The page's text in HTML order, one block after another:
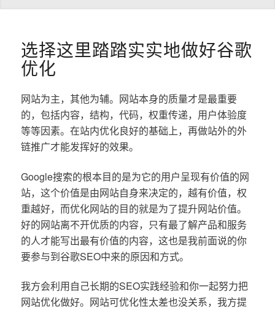
选择这里踏踏实实地做好谷歌
优化
网站为主，其他为辅。网站本身的质量才是最重要
的，包括内容，结构，代码，权重传递，用户体验度
等等因素。在站内优化良好的基础上，再做站外的外
链推广才能发挥好的效果。
Google搜索的根本目的是为它的用户呈现有价值的网
站，这个价值是由网站自身来决定的，越有价值，权
重越好，而优化网站的目的就是为了提升网站价值。
好的网站离不开优质的内容，只有最了解产品和服务
的人才能写出最有价值的内容，这也是我前面说的你
要参与到谷歌SEO中来的原因和方式。
我方会利用自己长期的SEO实践经验和你一起努力把
网站优化做好。网站可优化性太差也没关系，我方提